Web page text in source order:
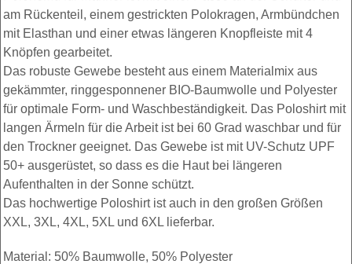
am Rückenteil, einem gestrickten Polokragen, Armbündchen
mit Elasthan und einer etwas längeren Knopfleiste mit 4
Knöpfen gearbeitet.
Das robuste Gewebe besteht aus einem Materialmix aus
gekämmter, ringgesponnener BIO-Baumwolle und Polyester
für optimale Form- und Waschbeständigkeit. Das Poloshirt mit
langen Ärmeln für die Arbeit ist bei 60 Grad waschbar und für
den Trockner geeignet. Das Gewebe ist mit UV-Schutz UPF
50+ ausgerüstet, so dass es die Haut bei längeren
Aufenthalten in der Sonne schützt.
Das hochwertige Poloshirt ist auch in den großen Größen
XXL, 3XL, 4XL, 5XL und 6XL lieferbar.
Material: 50% Baumwolle, 50% Polyester